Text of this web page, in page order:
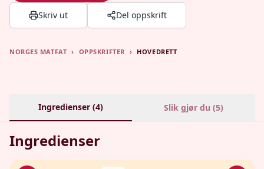
Skriv ut Del oppskrift
NORGES MATFAT › OPPSKRIFTER › HOVEDRETT
Ingredienser (4) Slik gjør du (5)
Ingredienser